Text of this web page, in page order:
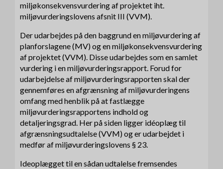
miljøkonsekvensvurdering af projektet iht.
miljøvurderingslovens afsnit III (VVM).
Der udarbejdes på den baggrund en miljøvurdering af
planforslagene (MV) og en miljøkonsekvensvurdering
af projektet (VVM). Disse udarbejdes som en samlet
vurdering i en miljøvurderingsrapport. Forud for
udarbejdelse af miljøvurderingsrapporten skal der
gennemføres en afgrænsning af miljøvurderingens
omfang med henblik på at fastlægge
miljøvurderingsrapportens indhold og
detaljeringsgrad. Her på siden ligger idéoplæg til
afgrænsningsudtalelse (VVM) og er udarbejdet i
medfør af miljøvurderingslovens § 23.
Ideoplægget til en sådan udtalelse fremsendes